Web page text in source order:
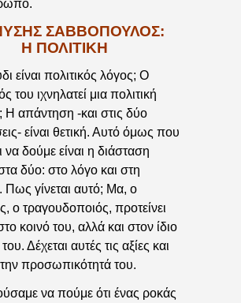
ΣΑΒΒΌΠΟΥΛΟΣ:
Η ΠΟΛΙΤΙΚΉ
είναι πολιτικός λόγος; Ο
του ιχνηλατεί μια πολιτική
Η απάντηση -και στις δύο
είναι θετική. Αυτό όμως που
να δούμε είναι η διάσταση
δύο: στο λόγο και στη
Πως γίνεται αυτό; Μα, ο
ο τραγουδοποιός, προτείνει
κοινό του, αλλά και στον ίδιο
Δέχεται αυτές τις αξίες και
προσωπικότητά του.
να πούμε ότι ένας ροκάς